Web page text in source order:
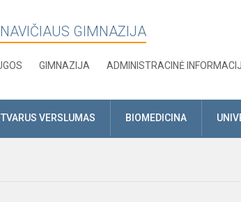
GIMNAZIJA
GIMNAZIJA ADMINISTRACINĖ
TVARUS VERSLUMAS BIOMEDICINA